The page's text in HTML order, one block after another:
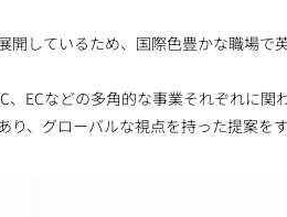
しているため、国際色豊かな職場で
ECなどの多角的な事業それぞれに関
り、グローバルな視点を持った提案を